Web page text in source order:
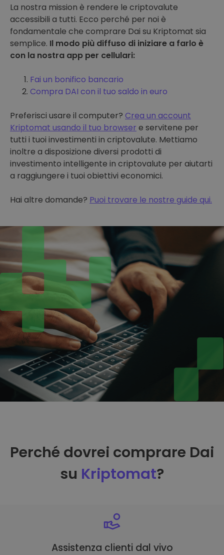
La nostra mission è rendere le criptovalute
accessibili a tutti. Ecco perché per noi è
fondamentale che comprare Dai su Kriptomat sia
semplice. Il modo più diffuso di iniziare a farlo è
con la nostra app per cellulari:
Fai un bonifico bancario
Compra DAI con il tuo saldo in euro
Preferisci usare il computer? Crea un account
Kriptomat usando il tuo browser e servitene per
tutti i tuoi investimenti in criptovalute. Mettiamo
inoltre a disposizione diversi prodotti di
investimento intelligente in criptovalute per aiutarti
a raggiungere i tuoi obiettivi economici.
Hai altre domande? Puoi trovare le nostre guide qui.
Perché dovrei comprare Dai
su Kriptomat?
Assistenza clienti dal vivo